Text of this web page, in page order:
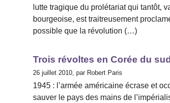
lutte tragique du prolétariat qui tantôt,
bourgeoise, est traitreusement
possible que la révolution (…)
Trois révoltes en Corée du
26 juillet 2010, par Robert Paris
1945 : l’armée américaine écrase et
sauver le pays des mains de